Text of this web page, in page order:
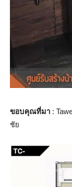
ขอบคุณที่มา :
ชัย